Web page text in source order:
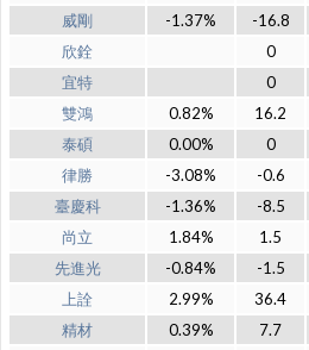
威剛
-1.37% -16.8
欣銓
0
宜特
0
雙鴻
0.82% 16.2
泰碩
0.00% 0
律勝
-3.08% -0.6
臺慶科
-1.36% -8.5
尚立
1.84% 1.5
先進光
-0.84% -1.5
上詮
2.99% 36.4
精材
0.39% 7.7